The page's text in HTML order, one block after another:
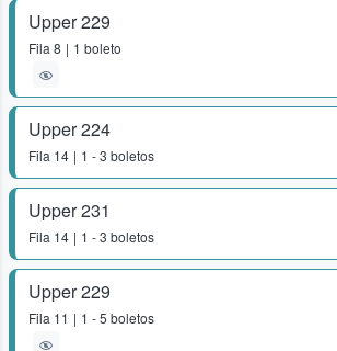
Upper 229
Fila 8 1 boleto
Upper 224
Fila 14 1 - 3 boletos
Upper 231
Fila 14 1 - 3 boletos
Upper 229
Fila 11 1 - 5 boletos